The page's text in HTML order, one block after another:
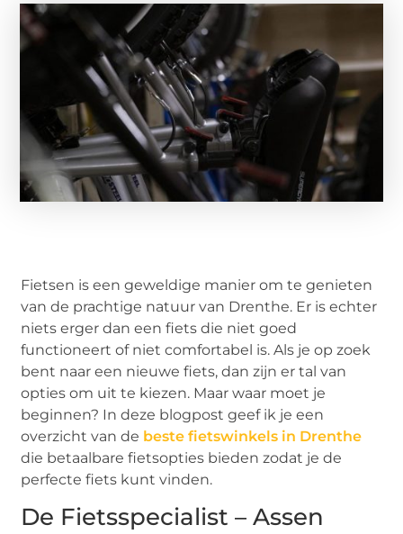
Fietsen is een geweldige manier om te genieten
van de prachtige natuur van Drenthe. Er is echter
niets erger dan een fiets die niet goed
functioneert of niet comfortabel is. Als je op zoek
bent naar een nieuwe fiets, dan zijn er tal van
opties om uit te kiezen. Maar waar moet je
beginnen? In deze blogpost geef ik je een
overzicht van de beste fietswinkels in Drenthe
die betaalbare fietsopties bieden zodat je de
perfecte fiets kunt vinden.
De Fietsspecialist – Assen